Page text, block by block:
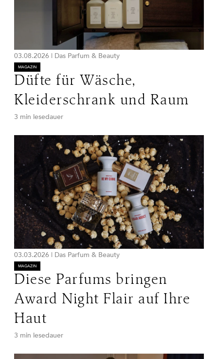
03.08.2026 | Das Parfum & Beauty
MAGAZIN
Düfte für Wäsche,
Kleiderschrank und Raum
3 min lesedauer
03.03.2026 | Das Parfum & Beauty
MAGAZIN
Diese Parfums bringen
Award Night Flair auf Ihre
Haut
3 min lesedauer